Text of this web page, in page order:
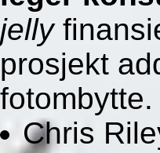
jelly
prosjekt
fotombytte.
Chris